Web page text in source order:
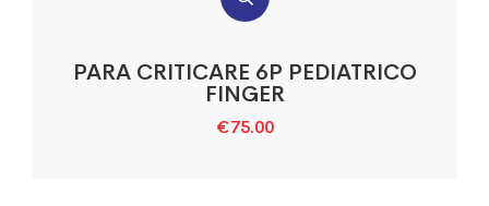
PARA CRITICARE 6P PEDIATRICO
FINGER
€75.00